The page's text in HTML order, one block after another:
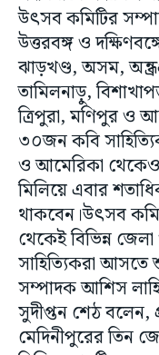
উৎসব কমিটির
উত্তরবঙ্গ ও
ঝাড়খণ্ড, অসম,
তামিলনাড়ু,
ত্রিপুরা, মণিপুর ও
৩০জন কবি
ও আমেরিকা
মিলিয়ে এবার
থাকবেন।উৎসব
থেকেই বিভিন্ন
সাহিত্যিকরা
সম্পাদক আশিস
সুদীপ্তন শেঠ
মেদিনীপুরের তিন